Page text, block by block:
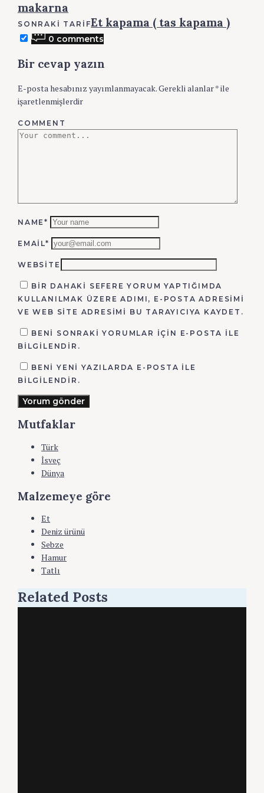
makarna
SONRAKI TARIFEt kapama ( tas kapama )
0 comments
Bir cevap yazın
E-posta hesabınız yayımlanmayacak.Gerekli alanlar*ile
işaretlenmişlerdir
COMMENT
NAME*
EMAIL*
WEBSITE
BIR DAHAKI SEFERE YORUM YAPTIĞIMDA
KULLANILMAK ÜZERE ADIMI, E-POSTA ADRESIMI
VE WEB SITE ADRESIMI BU TARAYICIYA KAYDET.
BENI SONRAKI YORUMLAR IÇIN E-POSTA ILE
BILGILENDIR.
BENI YENI YAZILARDA E-POSTA ILE
BILGILENDIR.
Yorum gönder
Mutfaklar
Türk
İsveç
Dünya
Malzemeye göre
Et
Deniz ürünü
Sebze
Hamur
Tatlı
Related Posts